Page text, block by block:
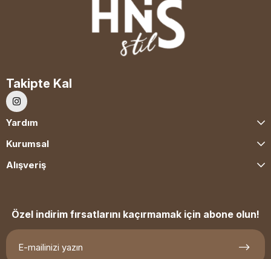
Takipte Kal
Yardım
Kurumsal
Alışveriş
Özel indirim fırsatlarını kaçırmamak için abone olun!